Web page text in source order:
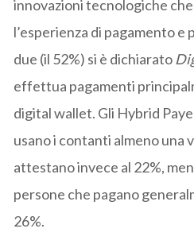
innovazioni tecnologiche
l’esperienza di pagamento e
due (il 52%) si è dichiarato
effettua pagamenti
digital wallet. Gli Hybrid
usano i contanti almeno una
attestano invece al 22%,
persone che pagano
26%.